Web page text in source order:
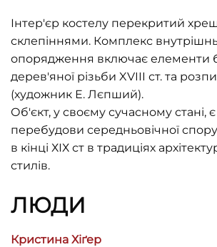
Інтер'єр костелу перекритий
склепіннями. Комплекс
опорядження включає елементи
дерев'яної різьби XVIII ст. та
(художник Е. Лєпший).
Об'єкт, у своєму сучасному стані,
перебудови середньовічної
в кінці ХІХ ст в традиціях
стилів.
ЛЮДИ
Кристина Хіґер